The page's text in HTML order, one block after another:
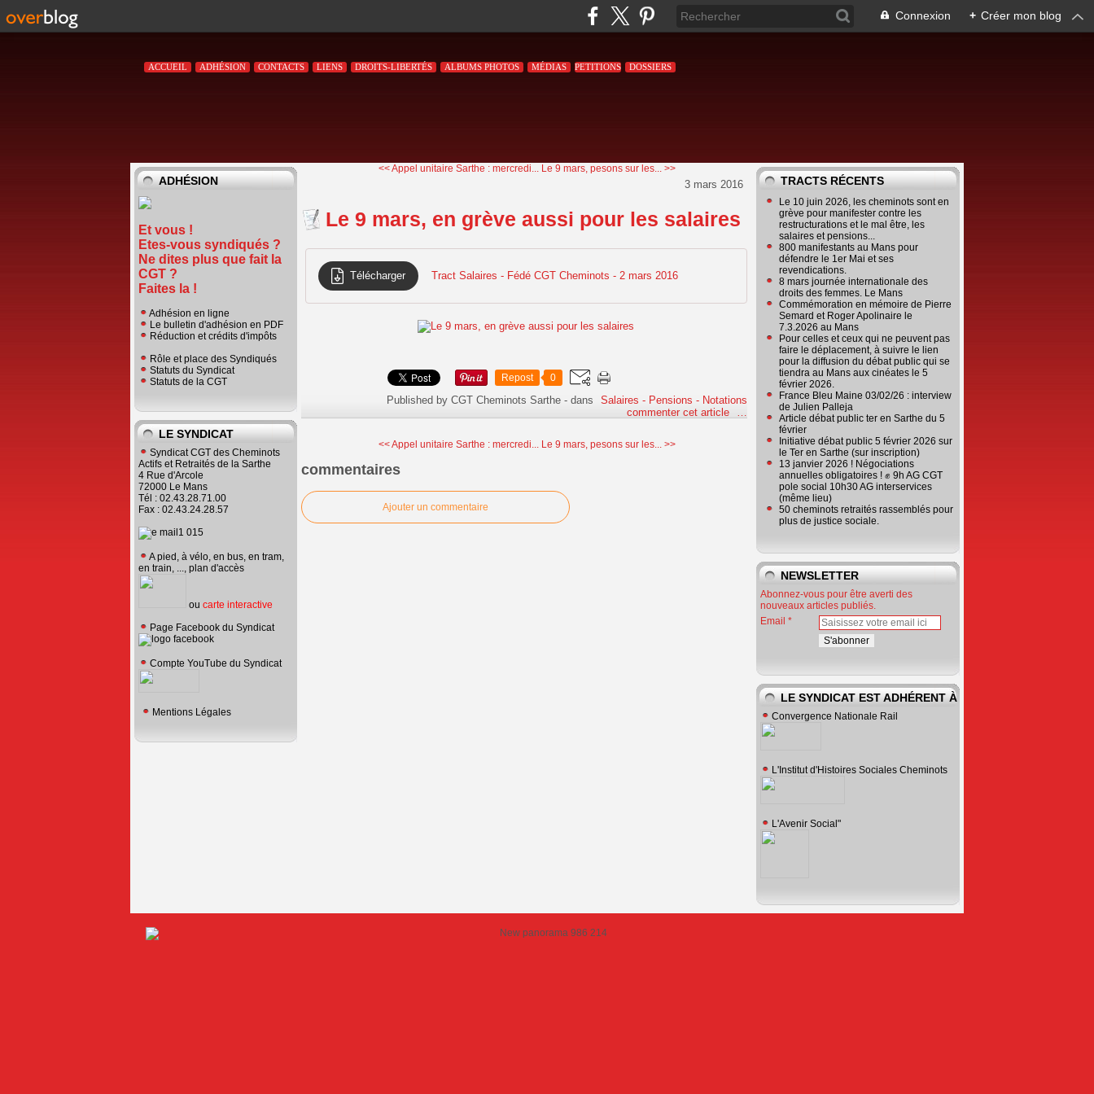
Connexion + Créer mon blog
ACCUEIL ADHÉSION CONTACTS LIENS DROITS-LIBERTÉS ALBUMS PHOTOS MÉDIAS PETITIONS DOSSIERS
ADHÉSION
Et vous !
Etes-vous syndiqués ?
Ne dites plus que fait la
CGT ?
Faites la !
Adhésion en ligne
Le bulletin d'adhésion en PDF
Réduction et crédits d'impôts
Rôle et place des Syndiqués
Statuts du Syndicat
Statuts de la CGT
LE SYNDICAT
Syndicat CGT des Cheminots
Actifs et Retraités de la Sarthe
4 Rue d'Arcole
72000 Le Mans
Tél : 02.43.28.71.00
Fax : 02.43.24.28.57
A pied, à vélo, en bus, en tram,
en train, ..., plan d'accès
ou carte interactive
Page Facebook du Syndicat
Compte YouTube du Syndicat
Mentions Légales
<< Appel unitaire Sarthe : mercredi... Le 9 mars, pesons sur les... >>
3 mars 2016
Le 9 mars, en grève aussi pour les salaires
Télécharger Tract Salaires - Fédé CGT Cheminots - 2 mars 2016
Repost 0
Published by CGT Cheminots Sarthe - dans
Salaires - Pensions - Notations
commenter cet article
<< Appel unitaire Sarthe : mercredi... Le 9 mars, pesons sur les... >>
commentaires
Ajouter un commentaire
TRACTS RÉCENTS
Le 10 juin 2026, les cheminots sont en
grève pour manifester contre les
restructurations et le mal être, les
salaires et pensions...
800 manifestants au Mans pour
défendre le 1er Mai et ses
revendications.
8 mars journée internationale des
droits des femmes. Le Mans
Commémoration en mémoire de Pierre
Semard et Roger Apolinaire le
7.3.2026 au Mans
Pour celles et ceux qui ne peuvent pas
faire le déplacement, à suivre le lien
pour la diffusion du débat public qui se
tiendra au Mans aux cinéates le 5
février 2026.
France Bleu Maine 03/02/26 : interview
de Julien Palleja
Article débat public ter en Sarthe du 5
février
Initiative débat public 5 février 2026 sur
le Ter en Sarthe (sur inscription)
13 janvier 2026 ! Négociations
annuelles obligatoires ! ✊ 9h AG CGT
pole social 10h30 AG interservices
(même lieu)
50 cheminots retraités rassemblés pour
plus de justice sociale.
NEWSLETTER
Abonnez-vous pour être averti des
nouveaux articles publiés.
Email
LE SYNDICAT EST ADHÉRENT À
Convergence Nationale Rail
L'Institut d'Histoires Sociales Cheminots
L'Avenir Social"